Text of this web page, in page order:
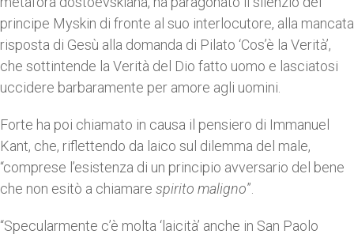
principe Myskin di fronte al suo interlocutore, alla mancata
risposta di Gesù alla domanda di Pilato ‘Cos’è la Verità’,
che sottintende la Verità del Dio fatto uomo e lasciatosi
uccidere barbaramente per amore agli uomini.
Forte ha poi chiamato in causa il pensiero di Immanuel
Kant, che, riflettendo da laico sul dilemma del male,
“comprese l’esistenza di un principio avversario del bene
che non esitò a chiamare spirito maligno”.
“Specularmente c’è molta ‘laicità’ anche in San Paolo